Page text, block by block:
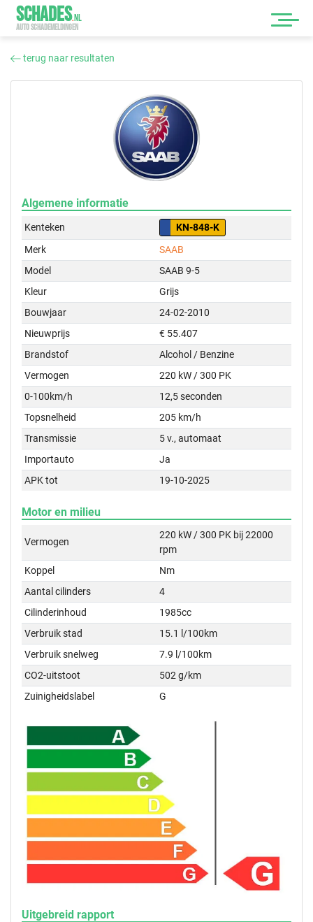
SCHADES.NL
AUTO SCHADEMELDINGEN
terug naar resultaten
Algemene informatie
Kenteken
KN-848-K
Merk
SAAB
Model
SAAB 9-5
Kleur
Grijs
Bouwjaar
24-02-2010
Nieuwprijs
€ 55.407
Brandstof
Alcohol / Benzine
Vermogen
220 kW / 300 PK
0-100km/h
12,5 seconden
Topsnelheid
205 km/h
Transmissie
5 v., automaat
Importauto
Ja
APK tot
19-10-2025
Motor en milieu
Vermogen
220 kW / 300 PK bij 22000
rpm
Koppel
Nm
Aantal cilinders
4
Cilinderinhoud
1985cc
Verbruik stad
15.1 l/100km
Verbruik snelweg
7.9 l/100km
CO2-uitstoot
502 g/km
Zuinigheidslabel
G
Uitgebreid rapport